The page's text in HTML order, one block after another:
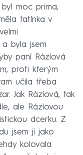
moc prima,
tatínka v
a byla jsem
paní Rázlová
proti kterým
učila třeba
Jak Rázlová, tak
ale Rázlovou
dcerku. Z
jsem ji jako
kolovala